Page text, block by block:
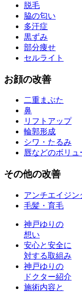
脱毛
脇の匂い
多汗症
黒ずみ
部分痩せ
セルライト
お顔の改善
二重まぶた
鼻
リフトアップ
輪郭形成
シワ・たるみ
唇などのボリ
その他の改善
アンチエイジン
毛髪・育毛
神戸ゆりの
想い
安心と安全に
対する取組み
神戸ゆりの
ドクター紹介
施術内容と